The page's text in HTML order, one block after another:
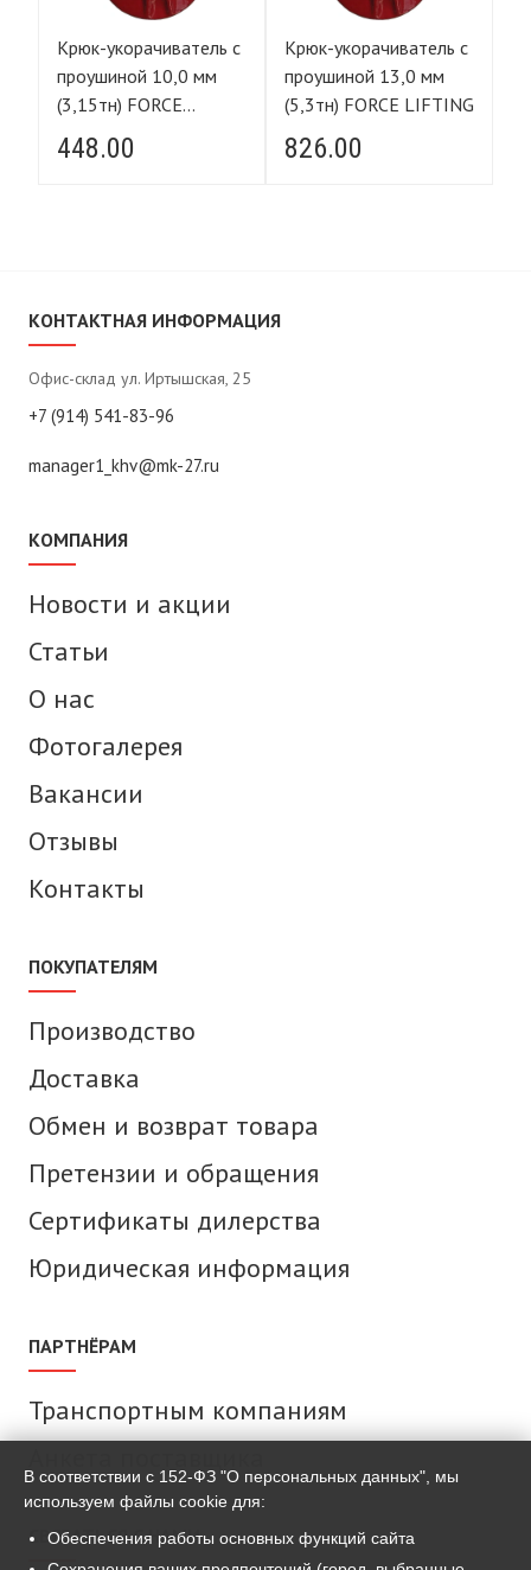
Крюк-укорачиватель с
проушиной 10,0 мм
(3,15тн) FORCE
LIFTING
448.00
Крюк-укорачиватель с
проушиной 13,0 мм
(5,3тн) FORCE LIFTING
826.00
КОНТАКТНАЯ ИНФОРМАЦИЯ
Офис-склад ул. Иртышская, 25
+7 (914) 541-83-96
manager1_khv@mk-27.ru
КОМПАНИЯ
Новости и акции
Статьи
О нас
Фотогалерея
Вакансии
Отзывы
Контакты
ПОКУПАТЕЛЯМ
Производство
Доставка
Обмен и возврат товара
Претензии и обращения
Сертификаты дилерства
Юридическая информация
ПАРТНЁРАМ
Транспортным компаниям
СВЯЗАТЬСЯ С НАМИ
В соответствии с 152-ФЗ "О персональных данных", мы
используем файлы cookie для:
Обеспечения работы основных функций сайта